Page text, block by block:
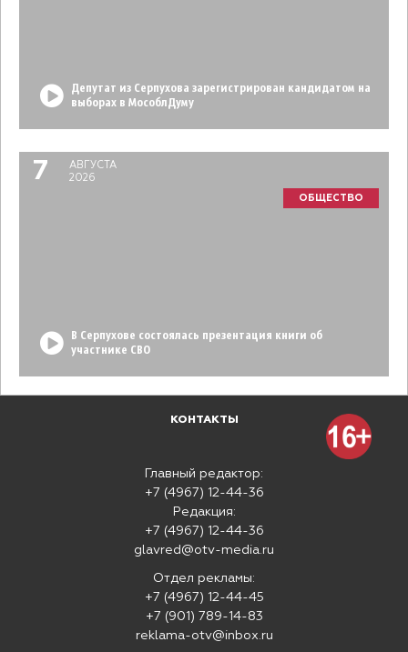
Депутат из Серпухова зарегистрирован кандидатом на
выборах в МособлДуму
7
АВГУСТА
2026
ОБЩЕСТВО
В Серпухове состоялась презентация книги об
участнике СВО
КОНТАКТЫ
Главный редактор:
+7 (4967) 12-44-36
Редакция:
+7 (4967) 12-44-36
glavred@otv-media.ru
Отдел рекламы:
+7 (4967) 12-44-45
+7 (901) 789-14-83
reklama-otv@inbox.ru